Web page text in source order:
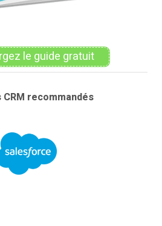
le guide gratuit
recommandés